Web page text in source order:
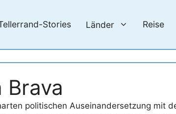
Stories Länder Reise
politischen Auseinandersetzung mit